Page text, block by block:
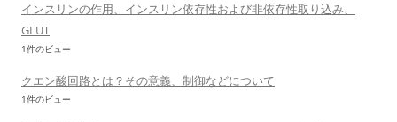
インスリンの作用、インスリン依存性および非依存性取り込み、
GLUT
1件のビュー
クエン酸回路とは？その意義、制御などについて
1件のビュー